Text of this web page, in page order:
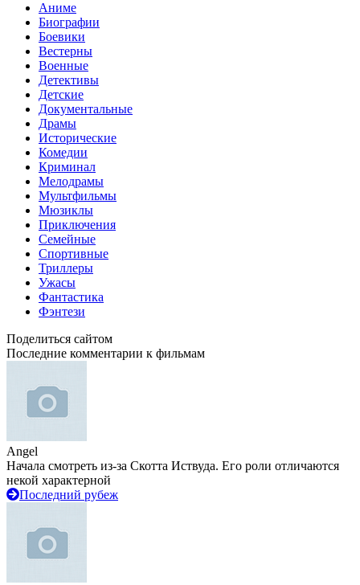
Аниме
Биографии
Боевики
Вестерны
Военные
Детективы
Детские
Документальные
Драмы
Исторические
Комедии
Криминал
Мелодрамы
Мультфильмы
Мюзиклы
Приключения
Семейные
Спортивные
Триллеры
Ужасы
Фантастика
Фэнтези
Поделиться сайтом
Последние комментарии к фильмам
Angel
Начала смотреть из-за Скотта Иствуда. Его роли отличаются
некой характерной
Последний рубеж